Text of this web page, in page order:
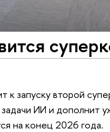
к запуску второй
ИИ и дополнит
на конец 2026 года.